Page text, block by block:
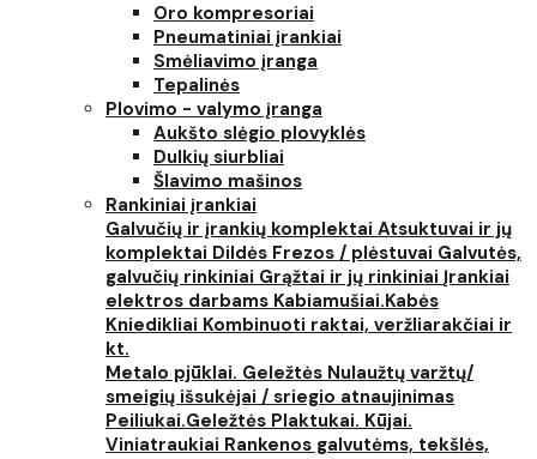
Oro kompresoriai
Pneumatiniai įrankiai
Smėliavimo įranga
Tepalinės
Plovimo - valymo įranga
Aukšto slėgio plovyklės
Dulkių siurbliai
Šlavimo mašinos
Rankiniai įrankiai
Galvučių ir įrankių komplektai Atsuktuvai ir jų
komplektai Dildės Frezos / plėstuvai Galvutės,
galvučių rinkiniai Grąžtai ir jų rinkiniai Įrankiai
elektros darbams Kabiamušiai.Kabės
Kniedikliai Kombinuoti raktai, veržliarakčiai ir
kt.
Metalo pjūklai. Geležtės Nulaužtų varžtų/
smeigių išsukėjai / sriegio atnaujinimas
Peiliukai.Geležtės Plaktukai. Kūjai.
Viniatraukiai Rankenos galvutėms, tekšlės,